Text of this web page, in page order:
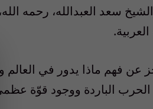
سعد العبدالله، رحمه
عن فهم ماذا يدور في
الحرب الباردة ووجود قوّة